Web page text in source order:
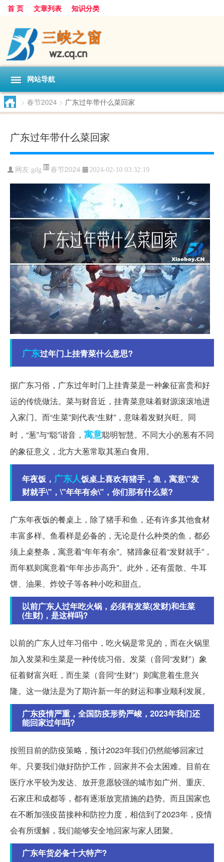
首 页 文章列表 知识分类
网站导航
> 春节2024 > 广东过年带什么菜回家
广东过年带什么菜回家
网友:gdg 春节2024 2024-02-10 03:32:19
广东过年门上挂青菜什么意思?
据广东习俗，广东过年时门上挂青菜是一种象征富贵和好
运的传统做法。菜与财音近，挂青菜意味着财源滚滚地进
入家门。而“生菜”则代表“生财”，意味着发财兴旺。同
时，“葱”与“聪”谐音， 寓意聪明智慧。不同大小的葱有不同
的象征意义，北方大葱常取其葱白食用。
年夜饭， 广东人饭桌上喜欢有猪手，鱼，寓意\"发
财就手\"，\"年年有余\"，你们那有什么菜?
广东年夜饭的餐桌上，除了猪手和鱼，还有许多其他食材
丰富多样。鱼看样是必备的，无论是什么种类的鱼，都必
须上桌整条，寓意着“年年有余”。猪蹄象征着“发财就手”，
而年糕则寓意着“年年步步高升”。此外，还有蛋散、牛耳
饼、油果、炸饺子等各种小吃和甜点。
以前广东人过年吃火锅，必须有发菜(发财)和生菜
(生财)，是这样吗?
以前的广东人过年习俗中，吃火锅是常见的，而在火锅里
加入发菜和生菜是一种传统习俗。发菜（音同“发财”）象
征着财富兴旺，而生菜（音同“生财”）则寓意着生意兴
隆。这一做法是为了期许新一年的财运和事业顺利发展。
广东疫情严重，全国防疫形势严峻，2023年我们还
能回家过年吗?
按照目前的防疫策略，预计2023年我们仍然能够回家过
年。只要我们做好防护工作，回家并不会太困难。目前在
医疗水平较为发达、放开意愿较强的城市如广州、重庆、
石家庄和成都等，都有逐渐放宽措施的趋势。而且国家也
在不断加强疫苗接种和防控力度，相信到了2023年，疫情
会有所缓解，我们能够安全地回家与家人团聚。
广东年货必备十大特产?